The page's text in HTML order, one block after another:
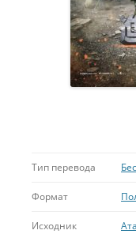
Тип перевода
Формат
Исходник